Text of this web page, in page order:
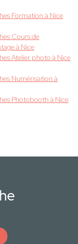
Formation à Nice
Cours de
à Nice
Atelier photo à Nice
Numérisation à
Photobooth à Nice